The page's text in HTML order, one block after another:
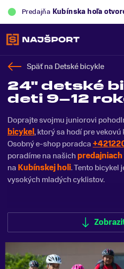
Predajňa Kubínska hoľa
Späť na Detské bicykle
24" detské
deti 9–12
Doprajte svojmu juniorovi
bicykel, ktorý sa hodí pre
Osobný e-shop poradca
poradíme na našich
na Kubínskej holi. Tento bicykel
vysokých mladých cyklistov.
Zobraziť